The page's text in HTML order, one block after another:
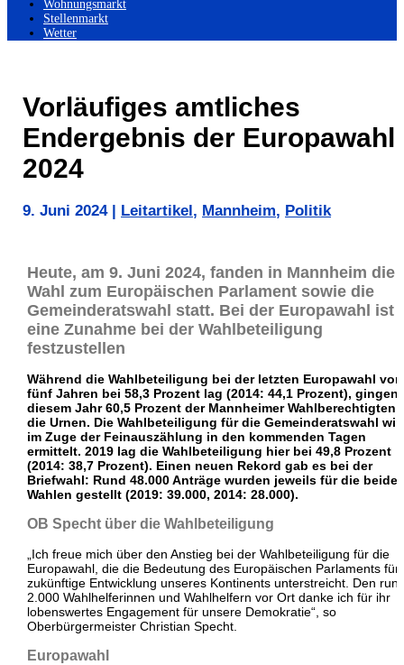
Wohnungsmarkt
Stellenmarkt
Wetter
Vorläufiges amtliches
Endergebnis der Europawahl
2024
9. Juni 2024| Leitartikel , Mannheim, Politik
Heute, am 9. Juni 2024, fanden in Mannheim die
Wahl zum Europäischen Parlament sowie die
Gemeinderatswahl statt. Bei der Europawahl ist
eine Zunahme bei der Wahlbeteiligung
festzustellen
Während die Wahlbeteiligung bei der letzten Europawahl vor
fünf Jahren bei 58,3 Prozent lag (2014: 44,1 Prozent), gingen
diesem Jahr 60,5 Prozent der Mannheimer Wahlberechtigten
die Urnen. Die Wahlbeteiligung für die Gemeinderatswahl
im Zuge der Feinauszählung in den kommenden Tagen
ermittelt. 2019 lag die Wahlbeteiligung hier bei 49,8 Prozent
(2014: 38,7 Prozent). Einen neuen Rekord gab es bei der
Briefwahl: Rund 48.000 Anträge wurden jeweils für die
Wahlen gestellt (2019: 39.000, 2014: 28.000).
OB Specht über die Wahlbeteiligung
„Ich freue mich über den Anstieg bei der Wahlbeteiligung für die
Europawahl, die die Bedeutung des Europäischen Parlaments für
zukünftige Entwicklung unseres Kontinents unterstreicht. Den
2.000 Wahlhelferinnen und Wahlhelfern vor Ort danke ich für ihr
lobenswertes Engagement für unsere Demokratie“, so
Oberbürgermeister Christian Specht.
Europawahl